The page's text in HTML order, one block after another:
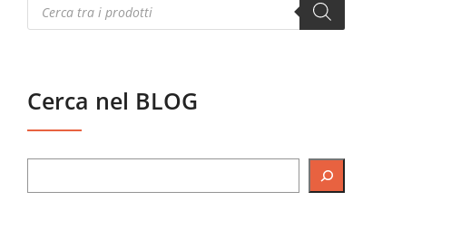
search
Cerca nel BLOG